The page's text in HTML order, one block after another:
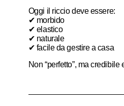
Oggi il riccio deve essere:
✔ morbido
✔ elastico
✔ naturale
✔ facile da gestire a casa
Non “perfetto”, ma credibile